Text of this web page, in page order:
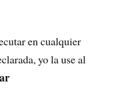
en cualquier
yo la use al